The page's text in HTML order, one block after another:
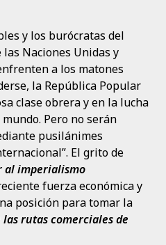
y los burócratas del
las Naciones Unidas y
a los matones
la República Popular
clase obrera y en la lucha
Pero no serán
pusilánimes
El grito de
al imperialismo
fuerza económica y
posición para tomar la
las rutas comerciales de